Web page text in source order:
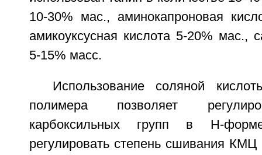
10-30% мас., аминокапроновая
амикоуксусная кислота 5-20% мас.,
5-15% масс.
Использование соляной
полимера позволяет
карбоксильных групп в Н-
регулировать степень сшивания КМЦ